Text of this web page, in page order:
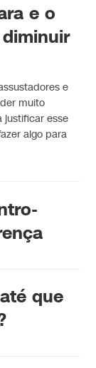
e o
e
muito
justificar esse
algo para
que